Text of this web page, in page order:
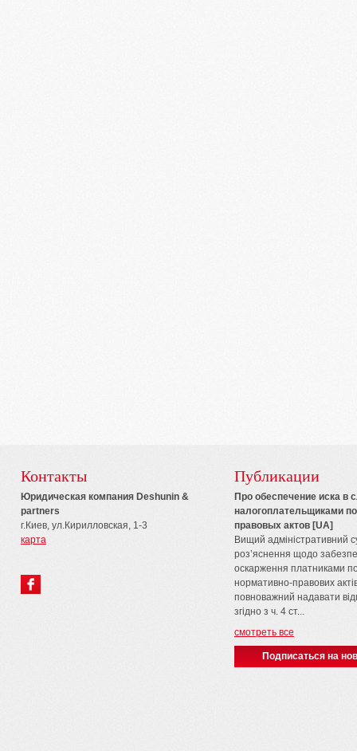
Контакты
Юридическая компания Deshunin &
partners
г.Киев, ул.Кирилловская, 1-3
карта
Публикации
Про обеспечение иска в
налогоплательщиками
правовых актов [UA]
Вищий адміністративний
роз’яснення щодо
оскарження платниками
нормативно-правових
повноважний надавати
згідно з ч. 4 ст...
смотреть все
Подписаться на